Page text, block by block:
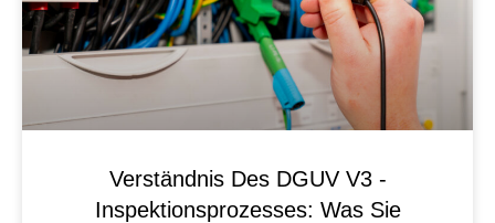
Verständnis Des DGUV V3 -
Inspektionsprozesses: Was Sie